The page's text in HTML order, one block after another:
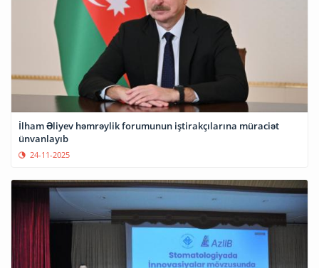
İlham Əliyev həmrəylik forumunun iştirakçılarına müraciət
ünvanlayıb
24-11-2025